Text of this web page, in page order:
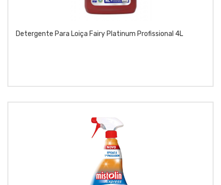
Detergente Para Loiça Fairy Platinum Profissional 4L